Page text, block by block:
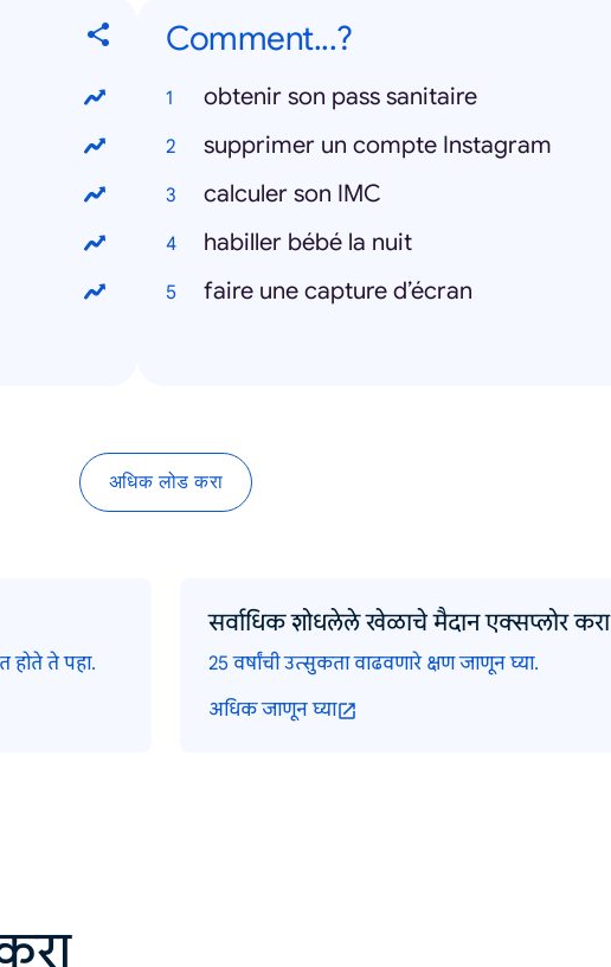
Comment...?
obtenir son pass sanitaire
supprimer un compte Instagram
calculer son IMC
habiller bébé la nuit
faire une capture d’écran
अधिक लोड करा
होते ते पहा.
सर्वाधिक शोधलेले खेळाचे मैदान एक्सप्लोर करा
25 वर्षांची उत्सुकता वाढवणारे क्षण जाणून घ्या.
अधिक जाणून घ्या